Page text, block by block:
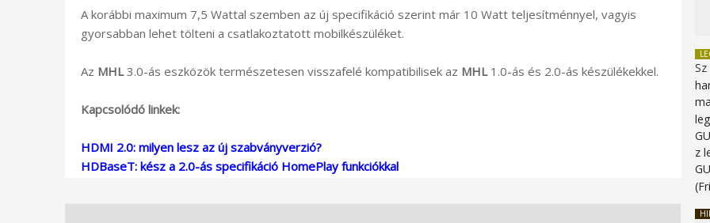
A korábbi maximum 7,5 Wattal szemben az új specifikáció szerint már 10 Watt teljesítménnyel, vagyis
gyorsabban lehet tölteni a csatlakoztatott mobilkészüléket.
Az MHL3.0-ás eszközök természetesen visszafelé kompatibilisek az MHL1.0-ás és 2.0-ás készülékekkel.
Kapcsolódó linkek:
HDMI 2.0: milyen lesz az új szabványverzió?
HDBaseT: kész a 2.0-ás specifikáció HomePlay funkciókkal
z